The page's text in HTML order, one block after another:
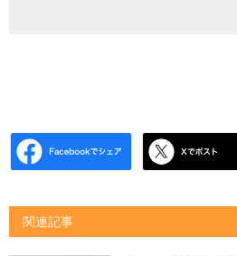
関連記事